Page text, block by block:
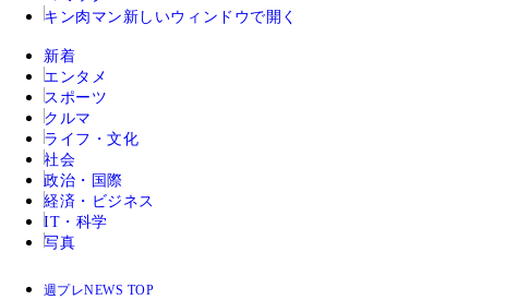
キン肉マン 新しいウィンドウで開く
新着
エンタメ
スポーツ
クルマ
ライフ・文化
社会
政治・国際
経済・ビジネス
IT・科学
写真
週プレNEWS TOP